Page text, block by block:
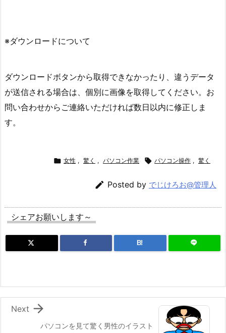
※ダウンロードについて
ダウンロードボタンから取得できなかったり、違うデータ
が送信される場合は、個別に画像を取得してください。お
問い合わせからご連絡いただければ数日以内に修正しま
す。
 女性 , 驚く , パソコン作業  パソコン操作 , 驚く
 Posted by でじけろお@管理人
シェアお願いします～
B!
パソコンを見て驚く男性のイラスト

Next